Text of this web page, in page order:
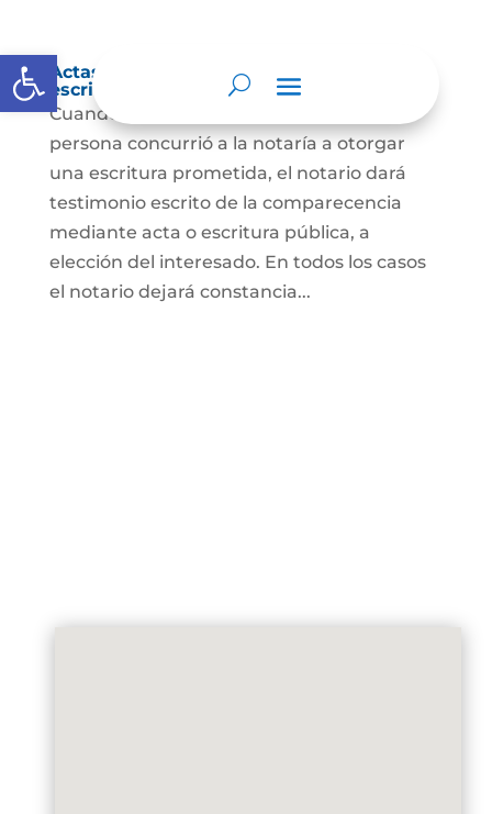
Abrir barra de herramientas
Actas de comparecencia para otorgar
escritura pública
Cuando se trate de comprobar que una
persona concurrió a la notaría a otorgar
una escritura prometida, el notario dará
testimonio escrito de la comparecencia
mediante acta o escritura pública, a
elección del interesado. En todos los casos
el notario dejará constancia...